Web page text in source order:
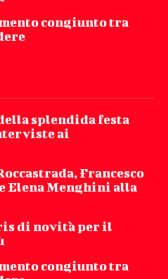
congiunto tra
splendida festa
ai
Francesco
Elena Menghini alla
di novità per il
congiunto tra